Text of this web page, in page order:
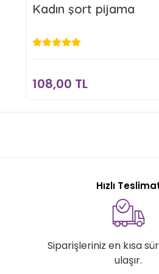
Kadın şort pijama
108,00 TL
108,00 TL
Hızlı
Siparişleriniz en kısa
ulaşır.